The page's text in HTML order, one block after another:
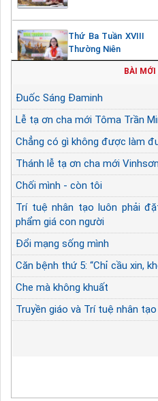
Thứ Ba Tuần XVIII
Thường Niên
BÀI MỚI
Đuốc Sáng Đaminh
Lễ tạ ơn cha mới Tôma Trần
Chẳng có gì không được làm
Thánh lễ tạ ơn cha mới
Chối mình - còn tôi
Trí tuệ nhân tạo luôn phải
phẩm giá con người
Đổi mạng sống mình
Căn bệnh thứ 5: “Chỉ cầu xin,
Che mà không khuất
Truyền giáo và Trí tuệ nhân